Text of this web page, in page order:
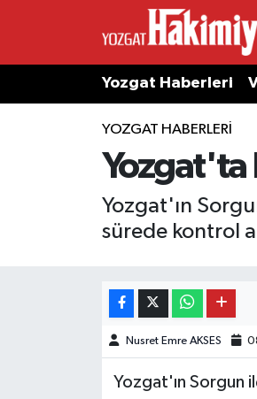
Yozgat Haberleri
YOZGAT HABERLERI
Yozgat'ta
Yozgat'ın
sürede kontrol
Nusret Emre AKSES
Yozgat'ın Sorgun